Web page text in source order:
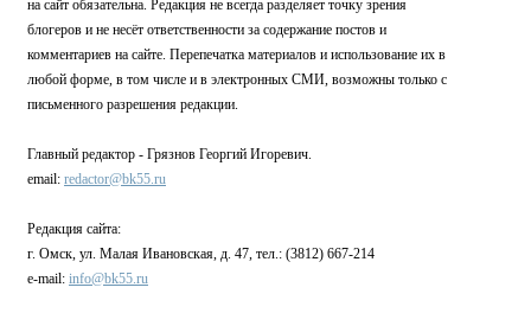
на сайт обязательна. Редакция не всегда разделяет точку зрения
блогеров и не несёт ответственности за содержание постов и
комментариев на сайте. Перепечатка материалов и использование их в
любой форме, в том числе и в электронных СМИ, возможны только с
письменного разрешения редакции.
Главный редактор - Грязнов Георгий Игоревич.
email: redactor@bk55.ru
Редакция сайта:
г. Омск, ул. Малая Ивановская, д. 47, тел.: (3812) 667-214
e-mail: info@bk55.ru